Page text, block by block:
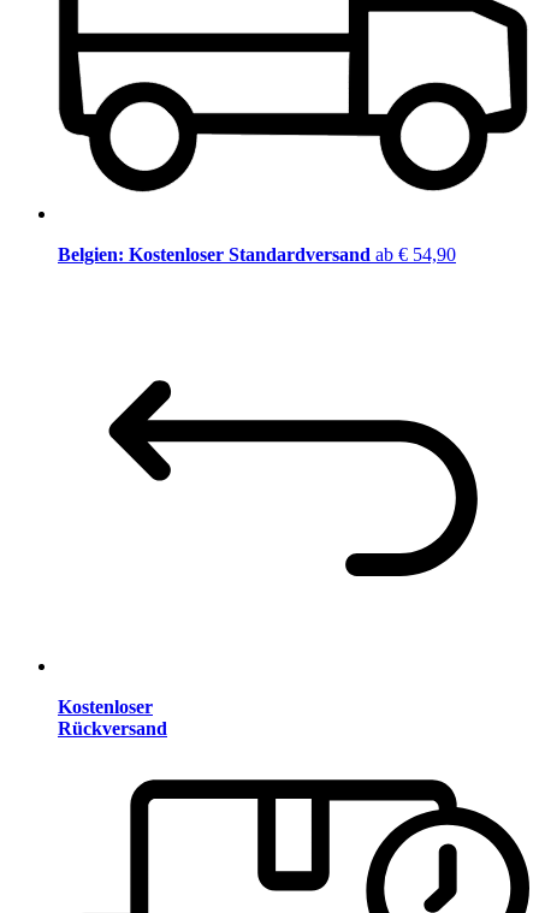
Belgien: Kostenloser Standardversand ab € 54,90
Kostenloser
Rückversand